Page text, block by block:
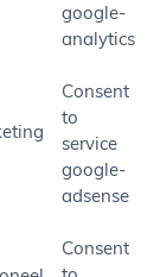
google-
analytics
Consent
to
service
google-
adsense
Consent